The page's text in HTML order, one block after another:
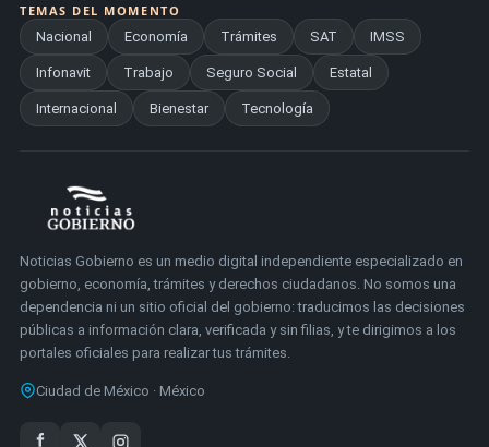
TEMAS DEL MOMENTO
Nacional
Economía Trámites SAT IMSS
Infonavit Trabajo Seguro Social Estatal
Internacional Bienestar Tecnología
Noticias Gobierno es un medio digital independiente especializado en
gobierno, economía, trámites y derechos ciudadanos. No somos una
dependencia ni un sitio oficial del gobierno: traducimos las decisiones
públicas a información clara, verificada y sin filias, y te dirigimos a los
portales oficiales para realizar tus trámites.
Ciudad de México · México